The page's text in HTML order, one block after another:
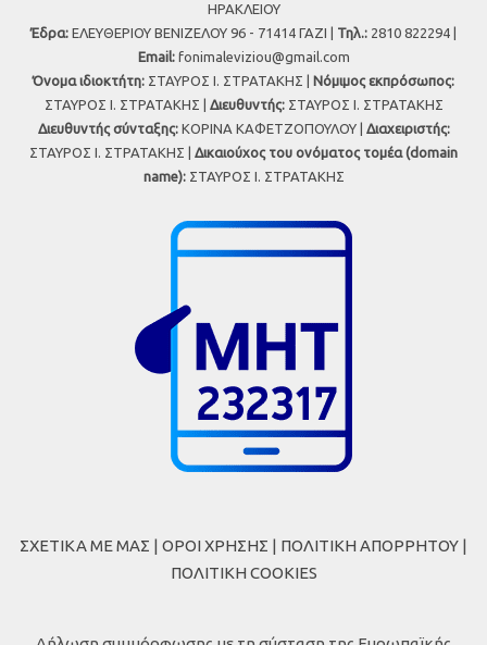
ΗΡΑΚΛΕΙΟΥ
Έδρα: ΕΛΕΥΘΕΡΙΟΥ ΒΕΝΙΖΕΛΟΥ 96 - 71414 ΓΑΖΙ | Τηλ.: 2810 822294 |
Εmail: fonimaleviziou@gmail.com
Όνομα ιδιοκτήτη: ΣΤΑΥΡΟΣ Ι. ΣΤΡΑΤΑΚΗΣ | Νόμιμος εκπρόσωπος:
ΣΤΑΥΡΟΣ Ι. ΣΤΡΑΤΑΚΗΣ | Διευθυντής:ΣΤΑΥΡΟΣ Ι. ΣΤΡΑΤΑΚΗΣ
Διευθυντής σύνταξης:ΚΟΡΙΝΑ ΚΑΦΕΤΖΟΠΟΥΛΟΥ | Διαχειριστής:
ΣΤΑΥΡΟΣ Ι. ΣΤΡΑΤΑΚΗΣ | Δικαιούχος του ονόματος τομέα (domain
name):ΣΤΑΥΡΟΣ Ι. ΣΤΡΑΤΑΚΗΣ
ΣΧΕΤΙΚΑ ΜΕ ΜΑΣ | ΟΡΟΙ ΧΡΗΣΗΣ | ΠΟΛΙΤΙΚΗ ΑΠΟΡΡΗΤΟΥ |
ΠΟΛΙΤΙΚΗ COOKIES